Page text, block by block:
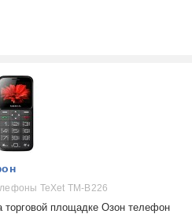
TeXet TM-B226
торговой площадке Озон телефон